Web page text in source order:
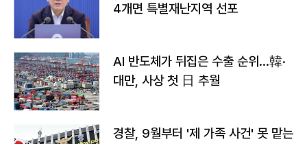
4개면 특별재난지역 선포
AI 반도체가 뒤집은 수출 순위…韓·
대만, 사상 첫 日 추월
경찰, 9월부터 '제 가족 사건' 못 맡는